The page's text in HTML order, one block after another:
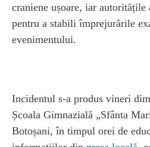
craniene ușoare, iar
pentru a stabili împrejurările
evenimentului.
Incidentul s-a produs vineri
Școala Gimnazială „Sfânta
Botoșani, în timpul orei de